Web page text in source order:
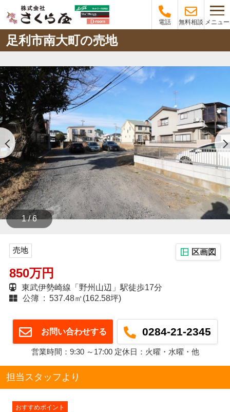
電話 無料相談 メニュー
足利市南大町の売地
1 / 6
売地 区画図
850万円
東武伊勢崎線「野州山辺」駅徒歩17分
公簿 : 537.48㎡(162.58坪)
お問い合わせする 0284-21-2345
営業時間：9:30 ～17:00 定休日：火曜・水曜・他
担当スタッフより
おすすめポイント